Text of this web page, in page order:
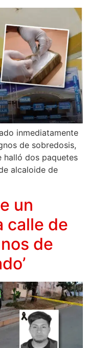
inmediatamente
de sobredosis,
halló dos paquetes
alcaloide de
un
calle de
de